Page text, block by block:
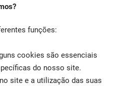
funções:
cookies são essenciais
do nosso site.
site e a utilização das suas